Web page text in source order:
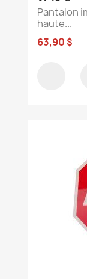
Pantalon
haute...
63,90 $